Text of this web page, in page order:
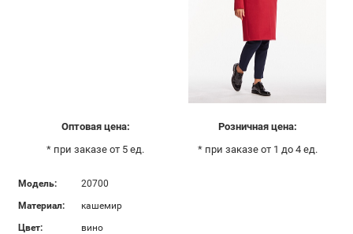
Оптовая цена:
* при заказе от 5 ед.
Розничная цена:
* при заказе от 1 до 4 ед.
Модель:
20700
Материал:
кашемир
Цвет:
вино